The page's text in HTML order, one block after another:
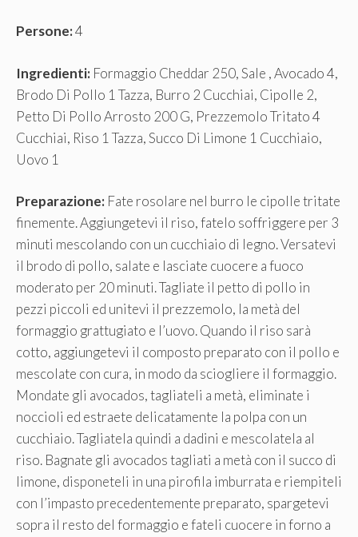
Persone:4
Ingredienti: Formaggio Cheddar 250, Sale , Avocado 4,
Brodo Di Pollo 1 Tazza, Burro 2 Cucchiai, Cipolle 2,
Petto Di Pollo Arrosto 200 G, Prezzemolo Tritato 4
Cucchiai, Riso 1 Tazza, Succo Di Limone 1 Cucchiaio,
Uovo 1
Preparazione: Fate rosolare nel burro le cipolle tritate
finemente. Aggiungetevi il riso, fatelo soffriggere per 3
minuti mescolando con un cucchiaio di legno. Versatevi
il brodo di pollo, salate e lasciate cuocere a fuoco
moderato per 20 minuti. Tagliate il petto di pollo in
pezzi piccoli ed unitevi il prezzemolo, la metà del
formaggio grattugiato e l’uovo. Quando il riso sarà
cotto, aggiungetevi il composto preparato con il pollo e
mescolate con cura, in modo da sciogliere il formaggio.
Mondate gli avocados, tagliateli a metà, eliminate i
noccioli ed estraete delicatamente la polpa con un
cucchiaio. Tagliatela quindi a dadini e mescolatela al
riso. Bagnate gli avocados tagliati a metà con il succo di
limone, disponeteli in una pirofila imburrata e riempiteli
con l’impasto precedentemente preparato, spargetevi
sopra il resto del formaggio e fateli cuocere in forno a